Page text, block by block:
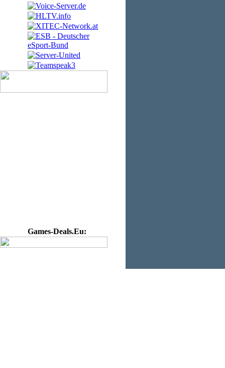
Games-Deals.Eu: